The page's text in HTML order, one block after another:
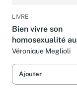
LIVRE
Bien vivre son
homosexualité au
féminin
Véronique Meglioli
Ajouter